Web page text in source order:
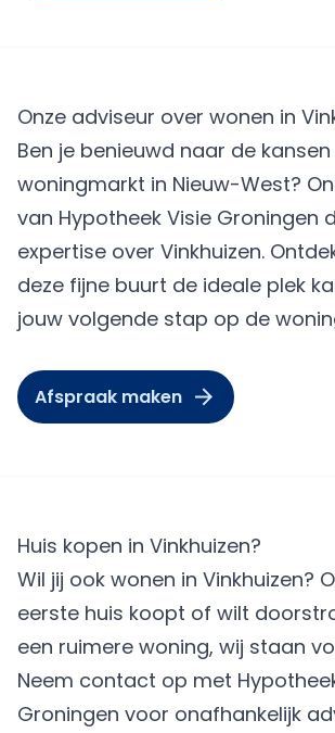
Onze adviseur over wonen in
Ben je benieuwd naar de
woningmarkt in Nieuw-West?
van Hypotheek Visie Groningen
expertise over Vinkhuizen.
deze fijne buurt de ideale plek
jouw volgende stap op de
Afspraak maken
Huis kopen in Vinkhuizen?
Wil jij ook wonen in Vinkhuizen?
eerste huis koopt of wilt
een ruimere woning, wij staan
Neem contact op met
Groningen voor onafhankelijk